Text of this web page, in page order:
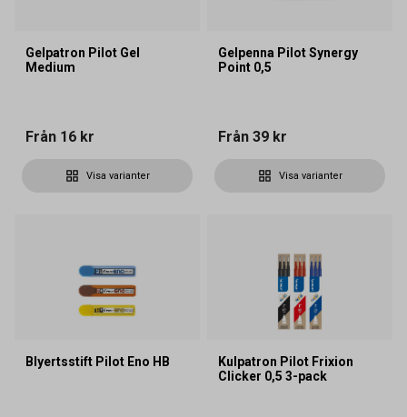
Gelpatron Pilot Gel
Medium
Från 16 kr
Visa varianter
Gelpenna Pilot Synergy
Point 0,5
Från 39 kr
Visa varianter
Blyertsstift Pilot Eno HB
Kulpatron Pilot Frixion
Clicker 0,5 3-pack